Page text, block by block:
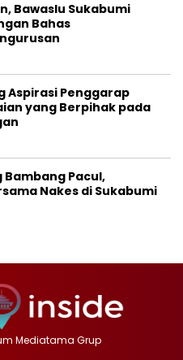
Bawaslu Sukabumi
Bahas
Aspirasi Penggarap
yang Berpihak pada
Pacul,
Nakes di Sukabumi
Mediatama Grup